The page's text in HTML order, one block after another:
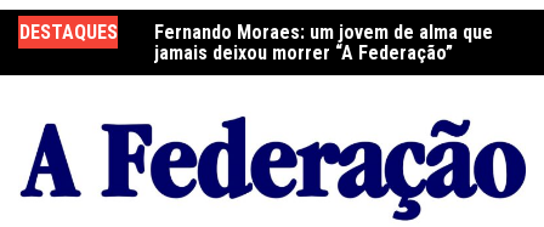
para
o
DESTAQUES
a Festa do
Fernando Moraes: um jovem de alma que
jamais deixou morrer “A Federação”